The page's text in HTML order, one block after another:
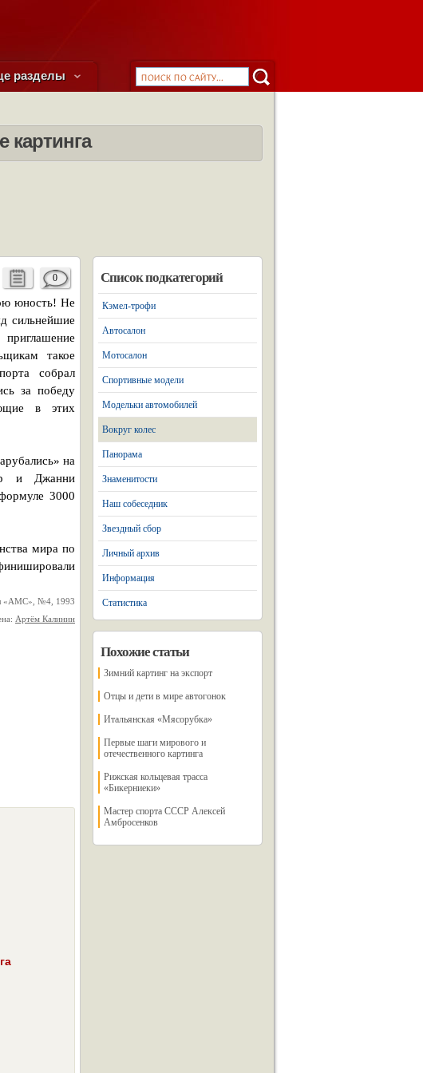
разделы
картинга
0
юность! Не
сильнейшие
такое
собрал
за победу
в этих
на
и Джанни
3000
мира по
«АМС», №4, 1993
Артём Калинин
Список подкатегорий
Кэмел-трофи
Автосалон
Мотосалон
Спортивные модели
Модельки автомобилей
Вокруг колес
Панорама
Знаменитости
Наш собеседник
Звездный сбор
Личный архив
Информация
Статистика
Похожие статьи
Зимний картинг на экспорт
Отцы и дети в мире автогонок
Итальянская «Мясорубка»
Первые шаги мирового и
отечественного картинга
Рижская кольцевая трасса
«Бикерниеки»
Мастер спорта СССР Алексей
Амбросенков